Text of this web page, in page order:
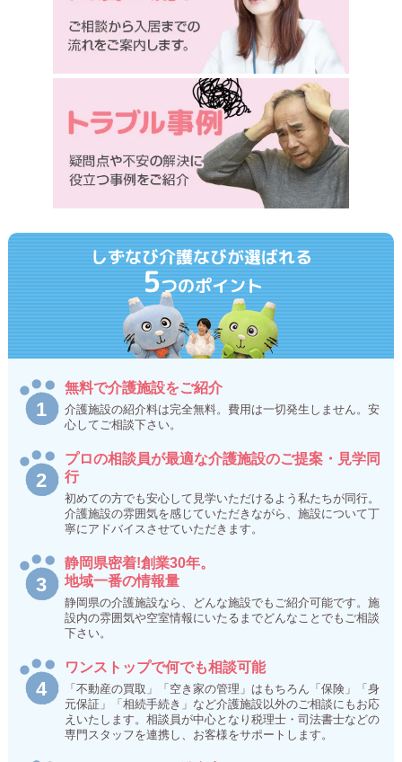
しずなび介護なびが選ばれる
5つのポイント
無料で介護施設をご紹介
介護施設の紹介料は完全無料。費用は一切発生しません。安
心してご相談下さい。
プロの相談員が最適な介護施設のご提案・見学同
行
初めての方でも安心して見学いただけるよう私たちが同行。
介護施設の雰囲気を感じていただきながら、施設について丁
寧にアドバイスさせていただきます。
静岡県密着!創業30年。
地域一番の情報量
静岡県の介護施設なら、どんな施設でもご紹介可能です。施
設内の雰囲気や空室情報にいたるまでどんなことでもご相談
下さい。
ワンストップで何でも相談可能
「不動産の買取」「空き家の管理」はもちろん「保険」「身
元保証」「相続手続き」など介護施設以外のご相談にもお応
えいたします。相談員が中心となり税理士・司法書士などの
専門スタッフを連携し、お客様をサポートします。